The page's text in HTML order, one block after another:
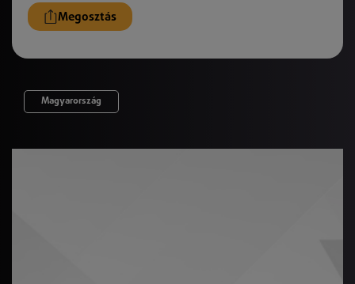
Megosztás
Magyarország